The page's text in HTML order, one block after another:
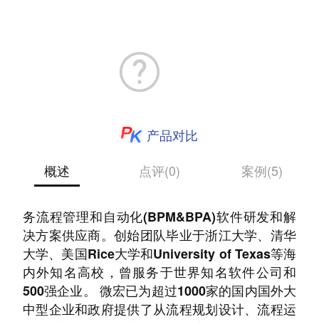
产品对比
概述
点评(0) 案例(5)
务流程管理和自动化(BPM&BPA)软件研发和解
决方案供应商。创始团队毕业于浙江大学、清华
大学、美国Rice大学和University of Texas等海
内外知名高校，曾服务于世界知名软件公司和
500强企业。 微宏已为超过1000家的国内国外大
中型企业和政府提供了从流程规划设计、流程运